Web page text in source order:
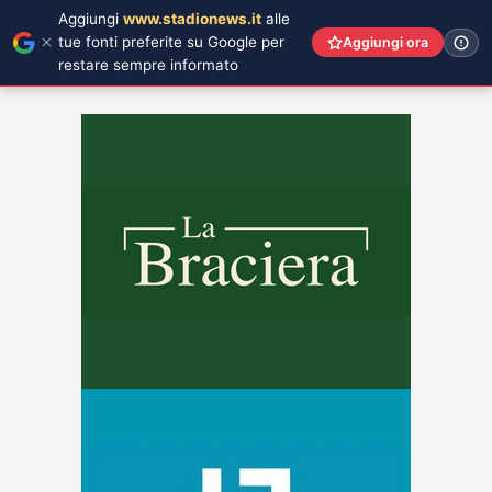
Aggiungi www.stadionews.it alle
tue fonti preferite su Google per
restare sempre informato
Aggiungi ora